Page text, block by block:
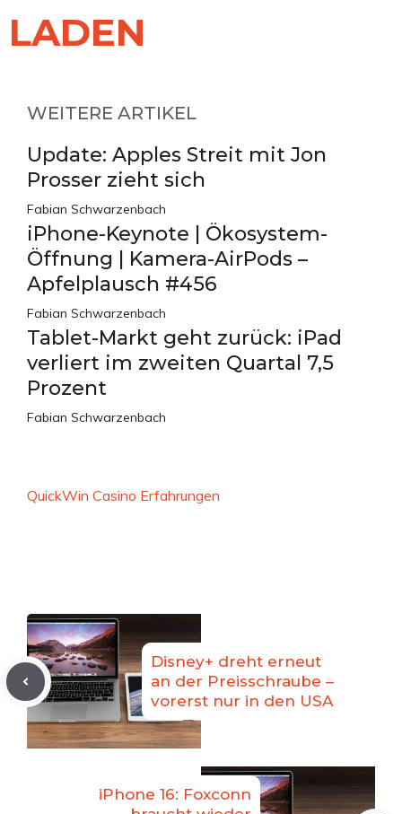
LADEN
WEITERE ARTIKEL
Update: Apples Streit mit Jon
Prosser zieht sich
Fabian Schwarzenbach
iPhone-Keynote | Ökosystem-
Öffnung | Kamera-AirPods –
Apfelplausch #456
Fabian Schwarzenbach
Tablet-Markt geht zurück: iPad
verliert im zweiten Quartal 7,5
Prozent
Fabian Schwarzenbach
QuickWin Casino Erfahrungen
Disney+ dreht erneut
an der Preisschraube –
vorerst nur in den USA
iPhone 16: Foxconn